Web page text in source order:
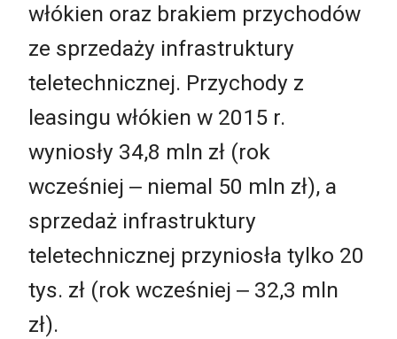
włókien oraz brakiem przychodów
ze sprzedaży infrastruktury
teletechnicznej. Przychody z
leasingu włókien w 2015 r.
wyniosły 34,8 mln zł (rok
wcześniej ‒ niemal 50 mln zł), a
sprzedaż infrastruktury
teletechnicznej przyniosła tylko 20
tys. zł (rok wcześniej ‒ 32,3 mln
zł).